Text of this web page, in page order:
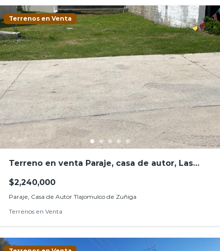
Terrenos en Venta
Terreno en venta Paraje, casa de autor, Las
$2,240,000
Paraje, Casa de Autor Tlajomulco de Zuñiga
Terrenos en Venta